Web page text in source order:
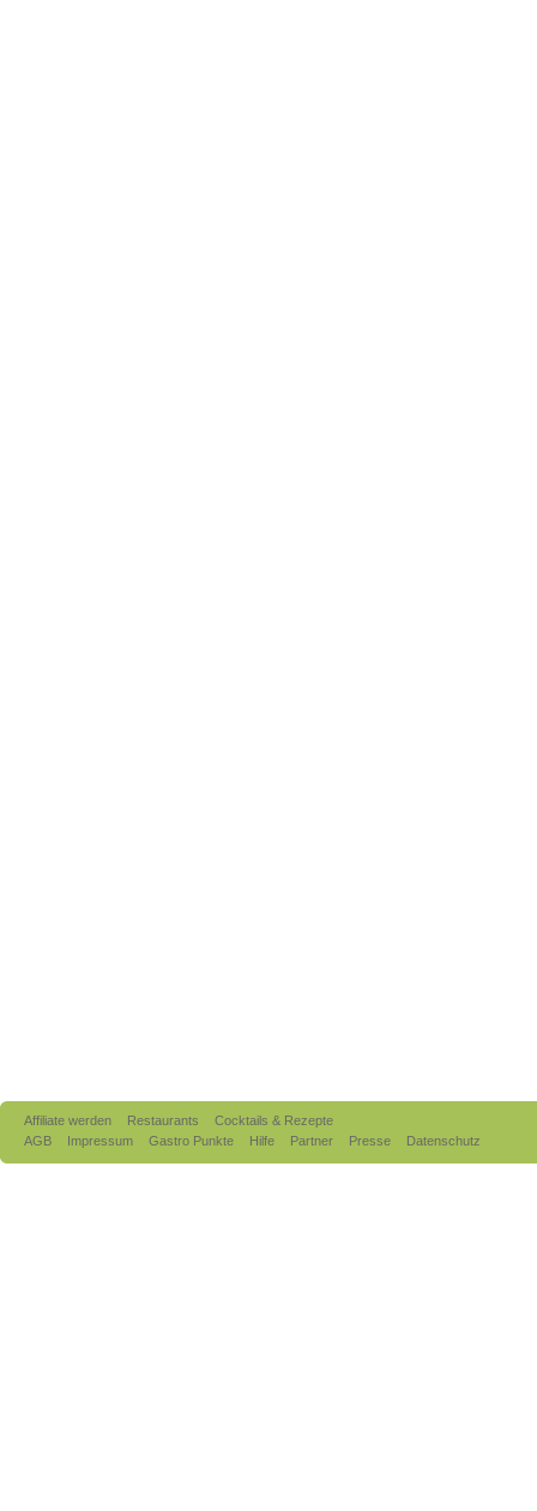
Affiliate werden Restaurants
Cocktails & Rezepte
AGB
Impressum Gastro Punkte Hilfe Partner Presse Datenschutz